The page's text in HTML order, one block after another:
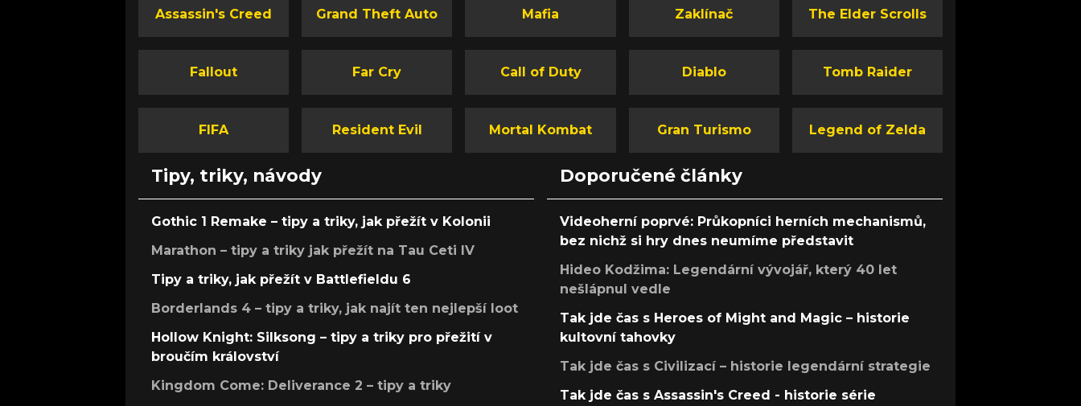
Assassin's Creed Grand Theft Auto Mafia Zaklínač The Elder Scrolls
Fallout Far Cry Call of Duty Diablo Tomb Raider
FIFA Resident Evil Mortal Kombat Gran Turismo Legend of Zelda
Tipy, triky, návody
Gothic 1 Remake – tipy a triky, jak přežít v Kolonii
Marathon – tipy a triky jak přežít na Tau Ceti IV
Tipy a triky, jak přežít v Battlefieldu 6
Borderlands 4 – tipy a triky, jak najít ten nejlepší loot
Hollow Knight: Silksong – tipy a triky pro přežití v
broučím království
Kingdom Come: Deliverance 2 – tipy a triky
Doporučené články
Videoherní poprvé: Průkopníci herních mechanismů,
bez nichž si hry dnes neumíme představit
Hideo Kodžima: Legendární vývojář, který 40 let
nešlápnul vedle
Tak jde čas s Heroes of Might and Magic – historie
kultovní tahovky
Tak jde čas s Civilizací – historie legendární strategie
Tak jde čas s Assassin's Creed - historie série